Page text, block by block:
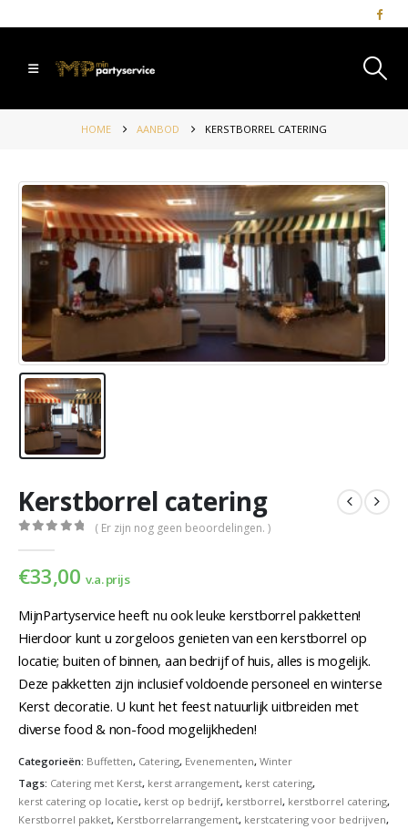
HOME AANBOD KERSTBORREL CATERING
Kerstborrel catering
( Er zijn nog geen beoordelingen. )
€33,00 v.a. prijs
MijnPartyservice heeft nu ook leuke kerstborrel pakketten!
Hierdoor kunt u zorgeloos genieten van een kerstborrel op
locatie; buiten of binnen, aan bedrijf of huis, alles is mogelijk.
Deze pakketten zijn inclusief voldoende personeel en winterse
Kerst decoratie. U kunt het feest natuurlijk uitbreiden met
diverse food & non-food mogelijkheden!
Categorieën: Buffetten, Catering, Evenementen, Winter
Tags: Catering met Kerst, kerst arrangement, kerst catering,
kerst catering op locatie, kerst op bedrijf, kerstborrel, kerstborrel catering,
Kerstborrel pakket, Kerstborrelarrangement, kerstcatering voor bedrijven,